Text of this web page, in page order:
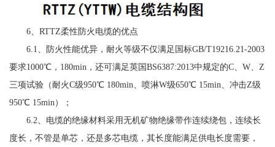
6、RTTZ柔性防火电缆的优点
6.1、防火性能优异，耐火等级不仅满足国标GB/T19216.21-2003
要求1000℃，180min，还可满足英国BS6387:2013中规定的C、W、Z
三项试验（耐火C级950℃ 180min、喷淋W级650℃ 15min、冲击Z级
950℃ 15min）；
6.2、电缆的绝缘材料采用无机矿物绝缘带作连续绕包，连续长
度长，不管是单芯，还是多芯电缆，其长度能满足供电长度需要，